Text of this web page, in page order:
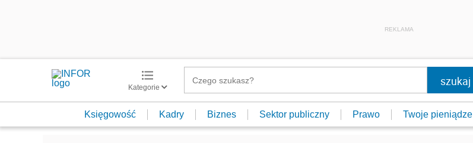
REKLAMA
Kategorie
Księgowość Kadry Biznes Sektor publiczny Prawo Twoje pieniądze